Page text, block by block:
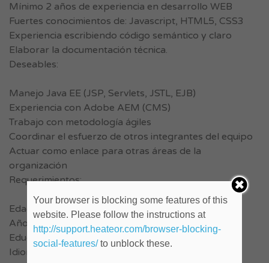
Mínimo 2 años de experiencia en desarrollo WEB
Fuertes conocimientos de: Javascript, HTML5, CSS3
Experiencia escribiendo código semántico y claro
Elaborar la documentación técnica.
Deseables:
Manejo Java EE (JSP, Servlets, JSTL, EJB)
Experiencia con Adobe AEM (CMS)
Trabajo con metodología ágiles
Coordinar el esfuerzo de otros integrantes del equipo
Actuar como enlace para otras áreas de la
organización
Requerimientos:
Edad: 22 a 32
Años de experiencia: +2
Educación mínima: Secundaria
Idiomas: nivel avanzado de inglés (oral y escrito)
Your browser is blocking some features of this
website. Please follow the instructions at
http://support.heateor.com/browser-blocking-
social-features/to unblock these.